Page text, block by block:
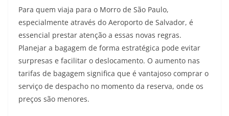
Para quem viaja para o Morro de São Paulo,
especialmente através do Aeroporto de Salvador, é
essencial prestar atenção a essas novas regras.
Planejar a bagagem de forma estratégica pode evitar
surpresas e facilitar o deslocamento. O aumento nas
tarifas de bagagem significa que é vantajoso comprar o
serviço de despacho no momento da reserva, onde os
preços são menores.